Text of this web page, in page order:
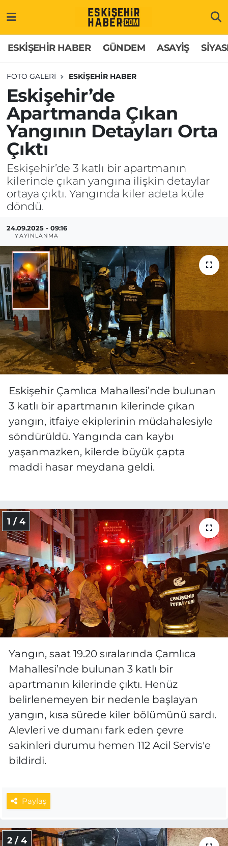
ESKİŞEHİR HABER GÜNDEM ASAYİŞ
FOTO GALERI ESKİŞEHİR HABER
Eskişehir’de
Apartmanda Çıkan
Yangının Detayları Orta
Çıktı
Eskişehir’de 3 katlı bir apartmanın
kilerinde çıkan yangına ilişkin detaylar
ortaya çıktı. Yangında kiler adeta küle
döndü.
24.09.2025 - 09:16
YAYINLANMA
Eskişehir Çamlıca Mahallesi’nde bulunan
3 katlı bir apartmanın kilerinde çıkan
yangın, itfaiye ekiplerinin müdahalesiyle
söndürüldü. Yangında can kaybı
yaşanmazken, kilerde büyük çapta
maddi hasar meydana geldi.
1 / 4
Yangın, saat 19.20 sıralarında Çamlıca
Mahallesi’nde bulunan 3 katlı bir
apartmanın kilerinde çıktı. Henüz
belirlenemeyen bir nedenle başlayan
yangın, kısa sürede kiler bölümünü sardı.
Alevleri ve dumanı fark eden çevre
sakinleri durumu hemen 112 Acil Servis'e
bildirdi.
Paylaş
2 / 4
GÜNDEM
ASAYİŞ
SİYASET
EKONOMİ
SAĞLIK
EĞİTİM
MAGAZİN
ESKİŞEHİRSPOR
Hakkımızda
İletişim
Künye
Odunpazarı Trafik Yoğunluk Haritası
Süper Lig Puan Durumu ve Fikstür
Tüm Manşetler
Son Dakika Haberleri
Haber Arşivi